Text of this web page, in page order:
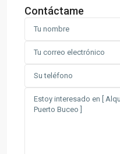
Contáctame